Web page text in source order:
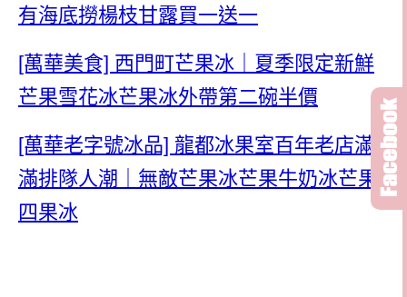
有海底撈楊枝甘露買一送一
[萬華美食] 西門町芒果冰｜夏季限定新鮮
芒果雪花冰芒果冰外帶第二碗半價
[萬華老字號冰品] 龍都冰果室百年老店滿
滿排隊人潮｜無敵芒果冰芒果牛奶冰芒果
四果冰